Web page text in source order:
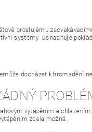
proslulému
systémy. Usnadňuje
docházet k hromadění
vytápěním a
zcela možná.